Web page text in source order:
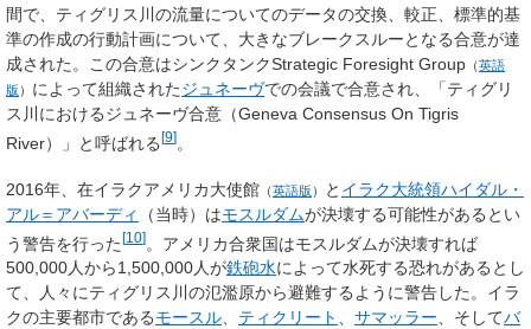
間で、ティグリス川の流量についてのデータの交換、較正、標準的基
準の作成の行動計画について、大きなブレークスルーとなる合意が達
成された。この合意はシンクタンクStrategic Foresight Group （英語
版 ） によって組織されたジュネーヴでの会議で合意され、「ティグリ
ス川におけるジュネーヴ合意（Geneva Consensus On Tigris
River）」と呼ばれる[9]
2016年、 在イラクアメリカ大使館 （英語版 ） と イラク大統領ハイダル・
アル＝アバーディ
（当時）はモスルダムが決壊する可能性があるとい
う警告を行った[10]。アメリカ合衆国はモスルダムが決壊すれば
500,000人から1,500,000人が鉄砲水によって水死する恐れがあるとし
て、人々にティグリス川の氾濫原から避難するように警告した。イラ
クの主要都市であるモースル、 ティクリート 、 サマッラー、そしてバ